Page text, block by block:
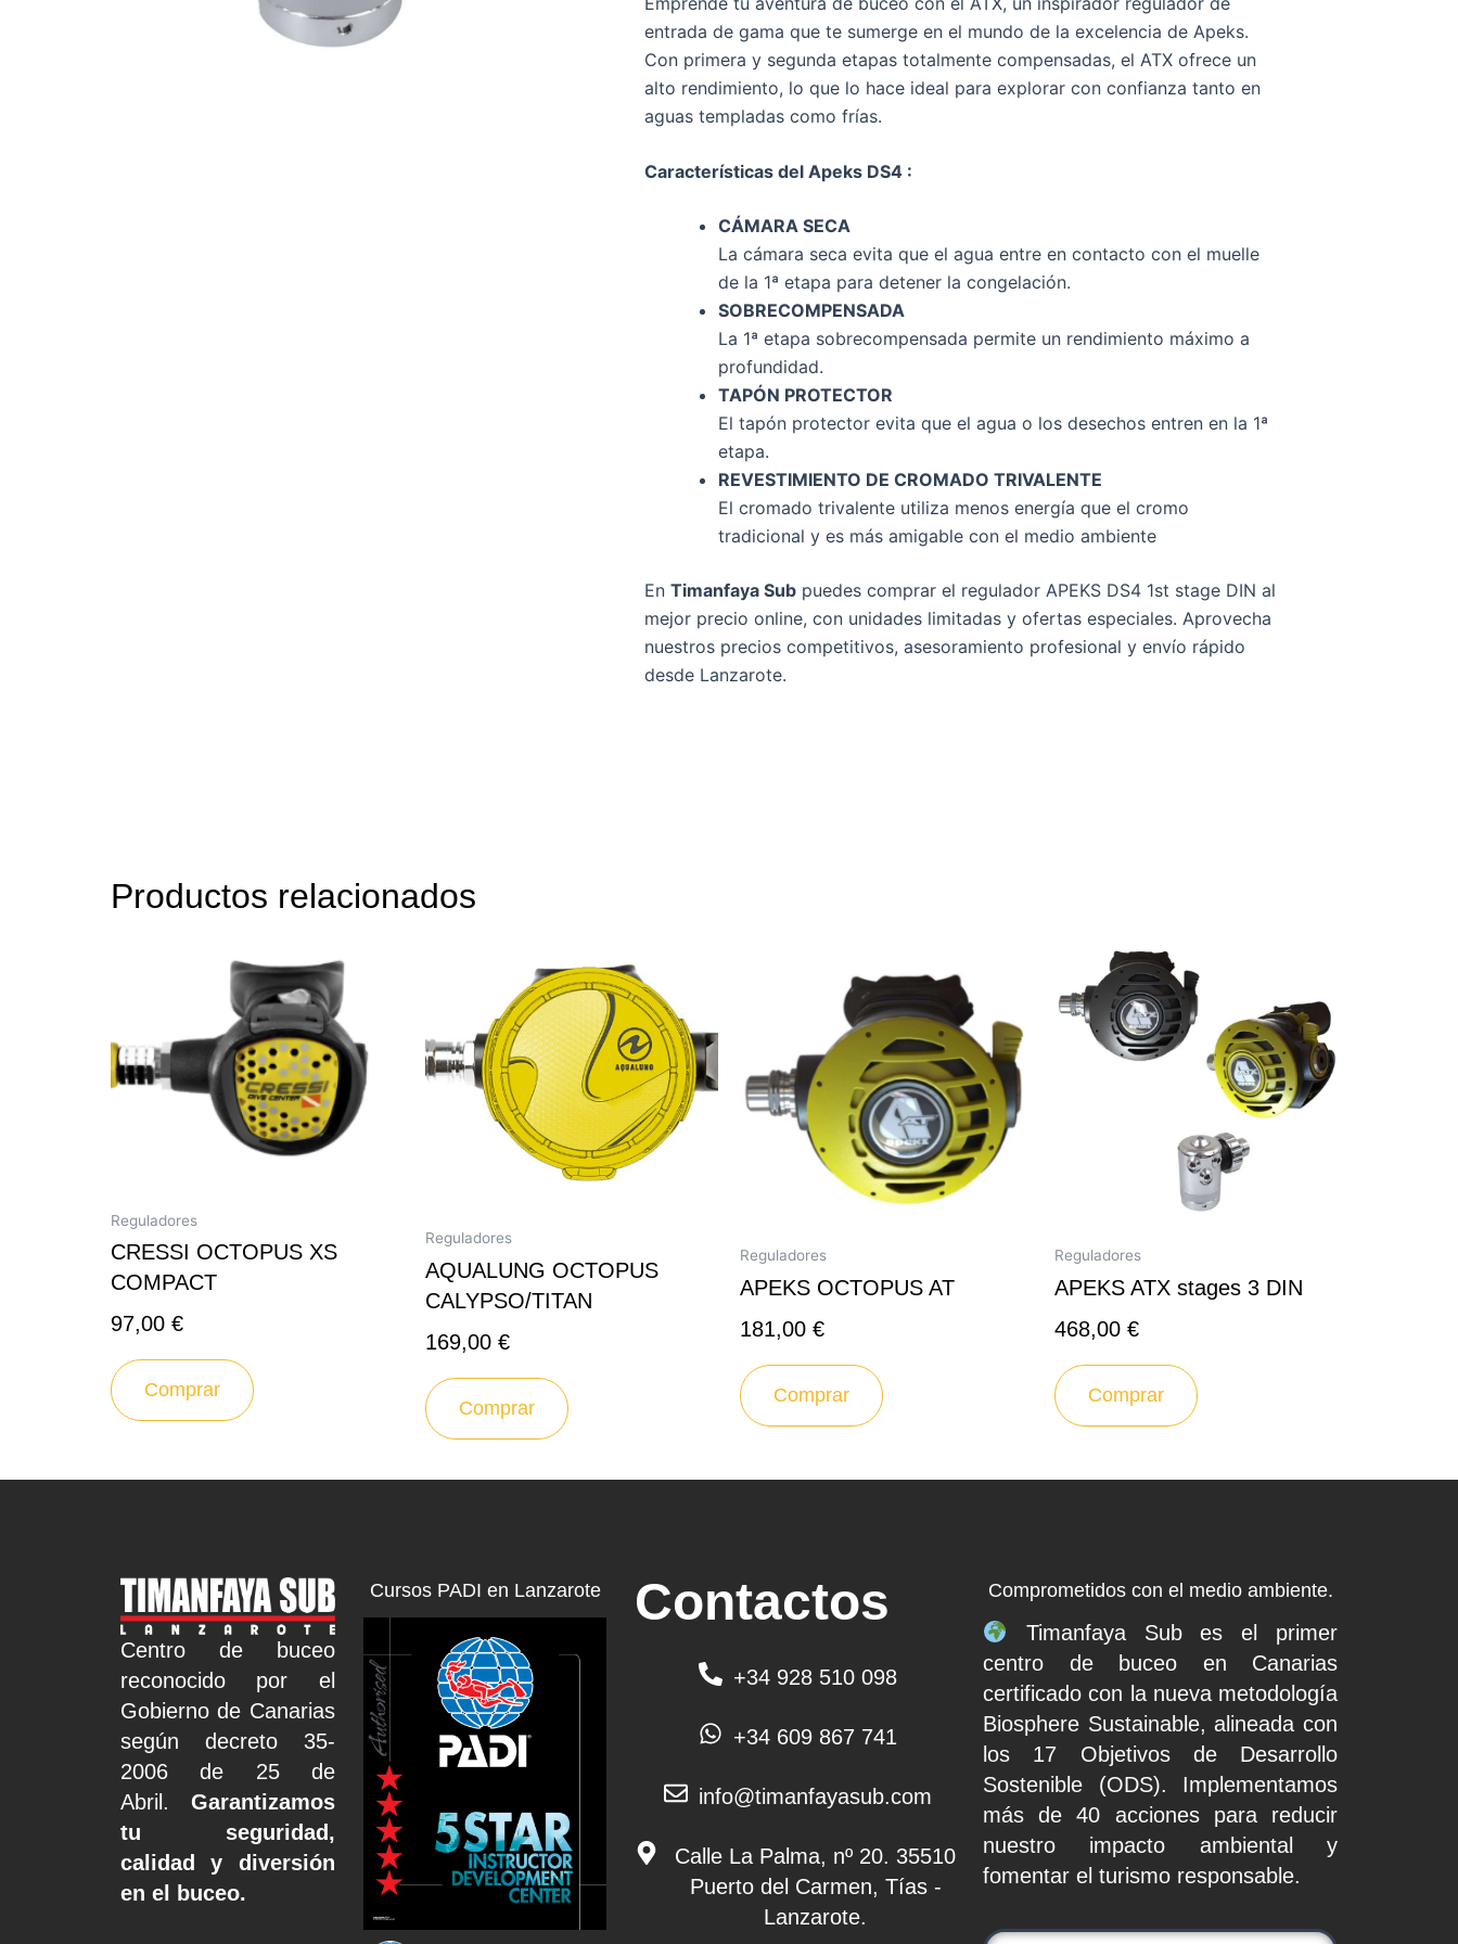
entrada de gama que te sumerge en el mundo de la excelencia de Apeks.
Con primera y segunda etapas totalmente compensadas, el ATX ofrece un
alto rendimiento, lo que lo hace ideal para explorar con confianza tanto en
aguas templadas como frías.
Características del Apeks DS4 :
CÁMARA SECA
La cámara seca evita que el agua entre en contacto con el muelle
de la 1ª etapa para detener la congelación.
SOBRECOMPENSADA
La 1ª etapa sobrecompensada permite un rendimiento máximo a
profundidad.
TAPÓN PROTECTOR
El tapón protector evita que el agua o los desechos entren en la 1ª
etapa.
REVESTIMIENTO DE CROMADO TRIVALENTE
El cromado trivalente utiliza menos energía que el cromo
tradicional y es más amigable con el medio ambiente
EnTimanfaya Sub puedes comprar el regulador APEKS DS4 1st stage DIN al
mejor precio online, con unidades limitadas y ofertas especiales. Aprovecha
nuestros precios competitivos, asesoramiento profesional y envío rápido
desde Lanzarote.
Productos relacionados
Reguladores
CRESSI OCTOPUS XS
COMPACT
97,00 €
Comprar
Reguladores
AQUALUNG OCTOPUS
CALYPSO/TITAN
169,00 €
Comprar
Reguladores
APEKS OCTOPUS AT
181,00 €
Comprar
Reguladores
APEKS ATX stages 3 DIN
468,00 €
Comprar
Centro de buceo
reconocido por el
Gobierno de Canarias
según decreto 35-
2006 de 25 de
Abril.Garantizamos
tu seguridad,
calidad y diversión
en el buceo.
Cursos PADI en Lanzarote Contactos
+34 928 510 098
+34 609 867 741
info@timanfayasub.com
Calle La Palma, nº 20. 35510
Puerto del Carmen, Tías -
Lanzarote.
Comprometidos con el medio ambiente.
Timanfaya Sub es el primer
centro de buceo en Canarias
certificado con la nueva metodología
Biosphere Sustainable, alineada con
los 17 Objetivos de Desarrollo
Sostenible (ODS). Implementamos
más de 40 acciones para reducir
nuestro impacto ambiental y
fomentar el turismo responsable.